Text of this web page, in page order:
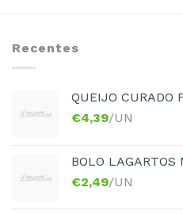
Recentes
QUEIJO CURADO
€4,39/UN
BOLO LAGARTOS
€2,49/UN